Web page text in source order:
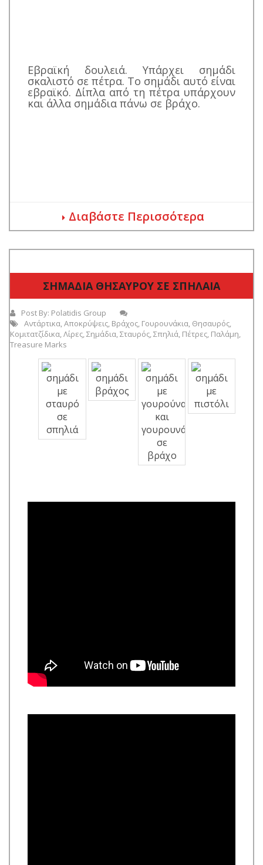
Εβραϊκή δουλειά. Υπάρχει σημάδι
σκαλιστό σε πέτρα. Το σημάδι αυτό είναι
εβραϊκό. Δίπλα από τη πέτρα υπάρχουν
και άλλα σημάδια πάνω σε βράχο.
Διαβάστε Περισσότερα
ΣΗΜΑΔΙΑ ΘΗΣΑΥΡΟΥ ΣΕ ΣΠΗΛΑΙΑ
Post By: Polatidis Group
Αντάρτικα,Αποκρύψεις, Βράχος, Γουρουνάκια, Θησαυρός,
Κομιτατζίδικα,Λίρες,Σημάδια,Σταυρός,Σπηλιά, Πέτρες, Παλάμη,
Treasure Marks